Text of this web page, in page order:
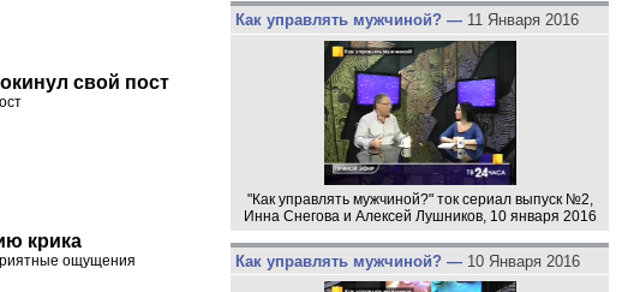
свой пост
крика
ощущения
Как управлять мужчиной? — 11 Января 2016
"Как управлять мужчиной?" ток сериал выпуск №2,
Инна Снегова и Алексей Лушников, 10 января 2016
Как управлять мужчиной? — 10 Января 2016